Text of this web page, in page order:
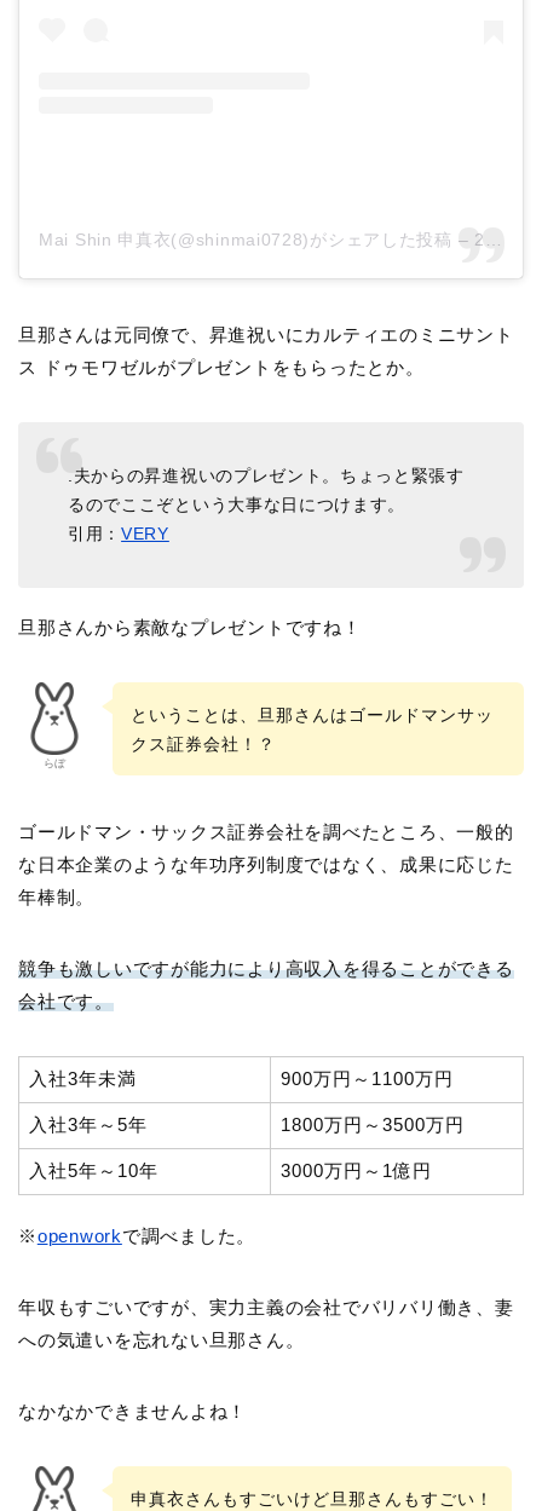
Mai Shin 申真衣(@shinmai0728)がシェアした投稿 – 2019年12月月12日午前6時37分PST
旦那さんは元同僚で、昇進祝いにカルティエのミニサント
ス ドゥモワゼルがプレゼントをもらったとか。
夫からの昇進祝いのプレゼント。ちょっと緊張す
るのでここぞという大事な日につけます。
引用：VERY
旦那さんから素敵なプレゼントですね！
らぼ
ということは、旦那さんはゴールドマンサッ
クス証券会社！？
ゴールドマン・サックス証券会社を調べたところ、一般的
な日本企業のような年功序列制度ではなく、成果に応じた
年棒制。
競争も激しいですが能力により高収入を得ることができる
会社です。
入社3年未満 900万円～1100万円
入社3年～5年 1800万円～3500万円
入社5年～10年 3000万円～1億円
※openworkで調べました。
年収もすごいですが、実力主義の会社でバリバリ働き、妻
への気遣いを忘れない旦那さん。
なかなかできませんよね！
申真衣さんもすごいけど旦那さんもすごい！